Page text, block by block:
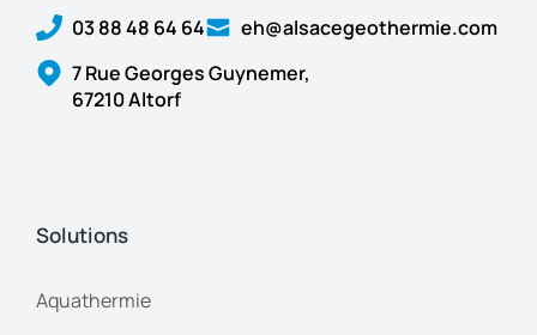
03 88 48 64 64
eh@alsacegeothermie.com
7 Rue Georges Guynemer,
67210 Altorf
Solutions
Aquathermie